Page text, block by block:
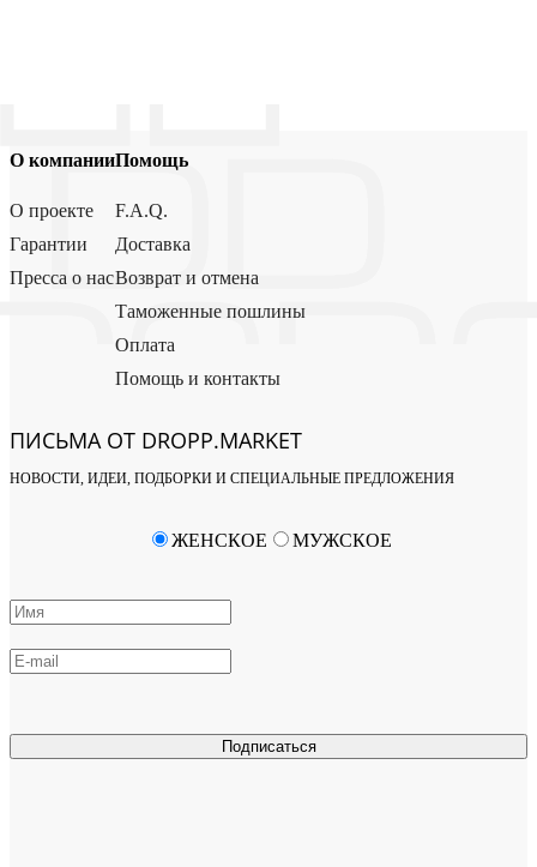
О компании
О проекте
Гарантии
Пресса о нас
Помощь
F.A.Q.
Доставка
Возврат и отмена
Таможенные пошлины
Оплата
Помощь и контакты
ПИСЬМА ОТ DROPP.MARKET
НОВОСТИ, ИДЕИ, ПОДБОРКИ И СПЕЦИАЛЬНЫЕ ПРЕДЛОЖЕНИЯ
Подписаться
ЖЕНСКОЕ МУЖСКОЕ